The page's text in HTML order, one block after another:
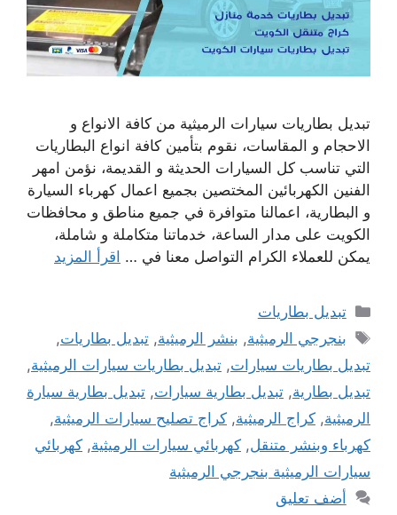
تبديل بطاريات سيارات الرميثية من كافة الانواع و
الاحجام و المقاسات، نقوم بتأمين كافة انواع البطاريات
التي تناسب كل السيارات الحديثة و القديمة، نؤمن امهر
الفنين الكهربائين المختصين بجميع اعمال كهرباء السيارة
و البطارية، اعمالنا متوافرة في جميع مناطق و محافظات
الكويت على مدار الساعة، خدماتنا متكاملة و شاملة،
يمكن للعملاء الكرام التواصل معنا في … اقرأ المزيد
التصنيفات
تبديل بطاريات
الوسوم
بنجرجي الرميثية, بنشر الرميثية,تبديل بطاريات,
تبديل بطاريات سيارات, تبديل بطاريات سيارات الرميثية,
تبديل بطارية, تبديل بطارية سيارات, تبديل بطارية سيارة
الرميثية, كراج الرميثية, كراج تصليح سيارات الرميثية,
كهرباء وبنشر متنقل, كهربائي سيارات الرميثية, كهربائي
سيارات الرميثية بنجرجي الرميثية
أضف تعليق